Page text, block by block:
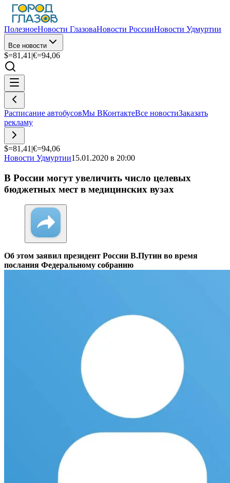
ПолезноеНовости ГлазоваНовости РоссииНовости Удмуртии
Все новости
$=81,41 |€=94,06
Расписание автобусовМы ВКонтактеВсе новостиЗаказать
рекламу
$=81,41 |€=94,06
Новости Удмуртии15.01.2020 в 20:00
В России могут увеличить число целевых
бюджетных мест в медицинских вузах
Об этом заявил президент России В.Путин во время
послания Федеральному собранию